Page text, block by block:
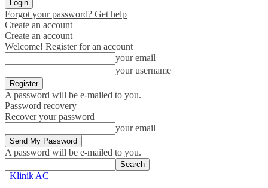
Forgot your password? Get help
Create an account
Create an account
Welcome! Register for an account
your email
your username
A password will be e-mailed to you.
Password recovery
Recover your password
your email
A password will be e-mailed to you.
Klinik AC